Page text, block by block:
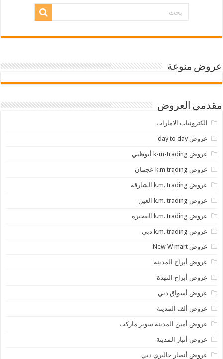
عروض منوعة
مقدمي العروض
الكترونيات الامارات
عروض day to day
عروض k-m-trading أبوظبي
عروض k.m trading عجمان
عروض k.m. trading الشارقة
عروض k.m. trading العين
عروض k.m. trading الفجيرة
عروض k.m. trading دبي
عروض New W mart
عروض أبراج المدينة
عروض أبراج النهدة
عروض أسواق دبي
عروض ألف المدينة
عروض أمين المدينة سوبر ماركت
عروض أنبار المدينة
عروض أنصار جاليري دبي